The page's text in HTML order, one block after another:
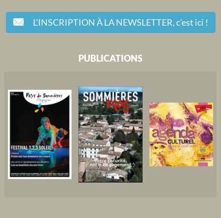
L'INSCRIPTION À LA NEWSLETTER,c'est ici !
PUBLICATIONS